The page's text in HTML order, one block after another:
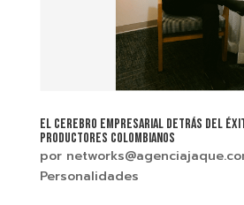
EL CEREBRO EMPRESARIAL DETRÁS DEL
PRODUCTORES COLOMBIANOS
por
Personalidades